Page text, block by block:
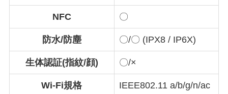
NFC 〇
防水/防塵 〇/〇 (IPX8 / IP6X)
生体認証(指紋/顔) 〇/×
Wi-Fi規格 IEEE802.11 a/b/g/n/ac